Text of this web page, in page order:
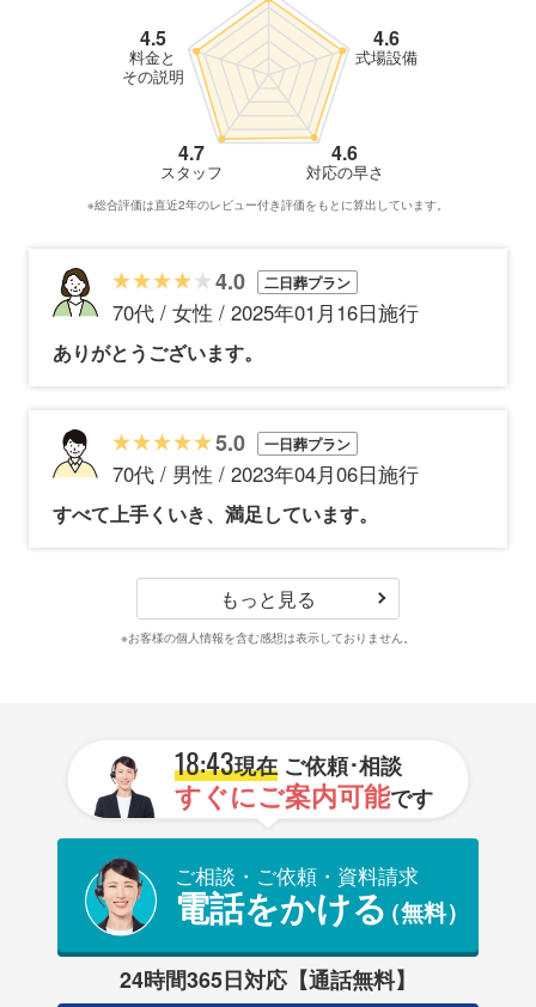
4.6
式場設備
4.6
対応の早さ
4.7
スタッフ
4.5
料金と
その説明
※総合評価は直近2年のレビュー付き評価をもとに算出しています。
4.0 二日葬プラン
70代 / 女性 / 2025年01月16日施行
ありがとうございます。
5.0 一日葬プラン
70代 / 男性 / 2023年04月06日施行
すべて上手くいき、満足しています。
もっと見る
※お客様の個人情報を含む感想は表示しておりません。
18:43現在ご依頼･相談
すぐにご案内可能です
ご相談・ご依頼・資料請求
電話をかける（無料）
24時間365日対応【通話無料】